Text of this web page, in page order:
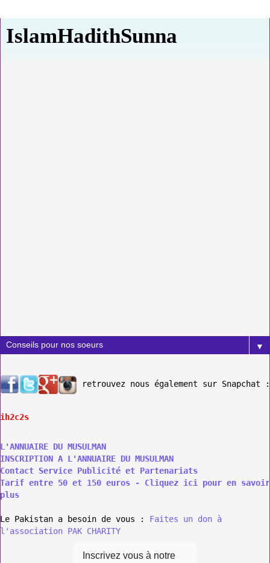
IslamHadithSunna
▼
retrouvez nous également sur Snapchat :
ih2c2s
L'ANNUAIRE DU MUSULMAN
INSCRIPTION A L'ANNUAIRE DU MUSULMAN
Contact Service Publicité et Partenariats
Tarif entre 50 et 150 euros - Cliquez ici pour en savoir
plus
Le Pakistan a besoin de vous : Faites un don à
l'association PAK CHARITY
Inscrivez vous à notre